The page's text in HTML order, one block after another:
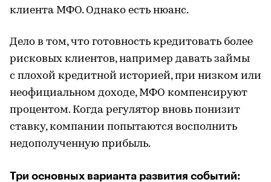
клиента МФО. Однако есть нюанс.
Дело в том, что готовность кредитовать более
рисковых клиентов, например давать займы
с плохой кредитной историей, при низком или
неофициальном доходе, МФО компенсируют
процентом. Когда регулятор вновь понизит
ставку, компании попытаются восполнить
недополученную прибыль.
Три основных варианта развития событий: